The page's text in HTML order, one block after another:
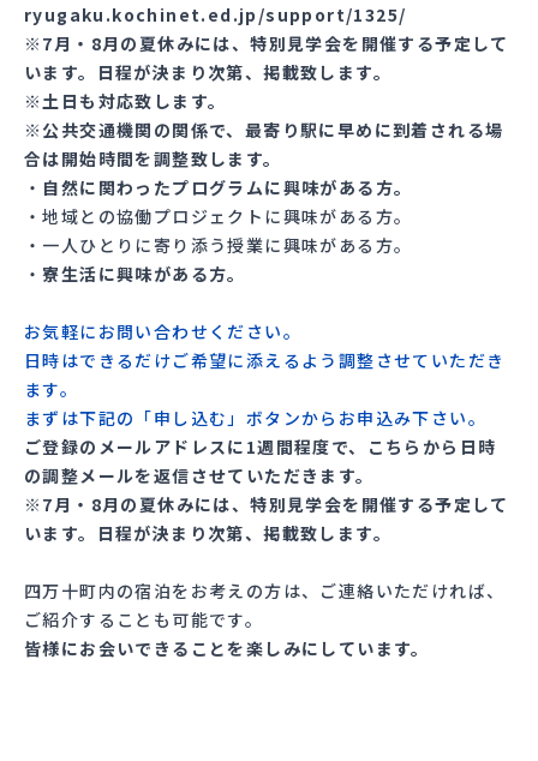
ryugaku.kochinet.ed.jp/support/1325/
※7月・8月の夏休みには、特別見学会を開催する予定して
います。日程が決まり次第、掲載致します。
※土日も対応致します。
※公共交通機関の関係で、最寄り駅に早めに到着される場
合は開始時間を調整致します。
・ 自然に関わったプログラムに興味がある方。
・地域との協働プロジェクトに興味がある方。
・一人ひとりに寄り添う授業に興味がある方。
・寮生活に興味がある方。
お気軽にお問い合わせください。
日時はできるだけご希望に添えるよう調整させていただき
ます。
まずは下記の「申し込む」ボタンからお申込み下さい。
ご登録のメールアドレスに1週間程度で、こちらから日時
の調整メールを返信させていただきます。
※7月・8月の夏休みには、特別見学会を開催する予定して
います。日程が決まり次第、掲載致します。
四万十町内の宿泊をお考えの方は、ご連絡いただければ、
ご紹介することも可能です。
皆様にお会いできることを楽しみにしています。